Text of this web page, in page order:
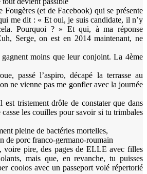
Fougères (et de Facebook) qui se présente
me dit : « Et oui, je suis candidate, il n’y
Pourquoi ? » Et qui, à ma réponse
Serge, on est en 2014 maintenant, ne
moins que leur conjoint. La 4ème
passé l’aspiro, décapé la terrasse au
ne vienne pas me gonfler avec la journée
tristement drôle de constater que dans
les couilles pour savoir si tu trimbales
pleine de bactéries mortelles,
de porc franco-germano-roumain
voire pire, des pages de ELLE avec filles
mais que, en revanche, tu puisses
coolos avec un passeport volé répertorié